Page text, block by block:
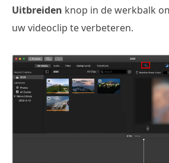
Uitbreiden knop in de werkbalk
uw videoclip te verbeteren.